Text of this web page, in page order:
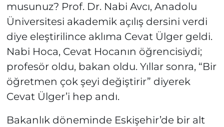
musunuz? Prof. Dr. Nabi Avcı, Anadolu
Üniversitesi akademik açılış dersini verdi
diye eleştirilince aklıma Cevat Ülger geldi.
Nabi Hoca, Cevat Hocanın öğrencisiydi;
profesör oldu, bakan oldu. Yıllar sonra, “Bir
öğretmen çok şeyi değiştirir” diyerek
Cevat Ülger’i hep andı.
Bakanlık döneminde Eskişehir’de bir alt